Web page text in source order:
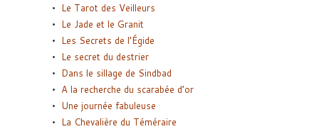
Le Tarot des Veilleurs
Le Jade et le Granit
Les Secrets de l’Égide
Le secret du destrier
Dans le sillage de Sindbad
A la recherche du scarabée d’or
Une journée fabuleuse
La Chevalière du Téméraire